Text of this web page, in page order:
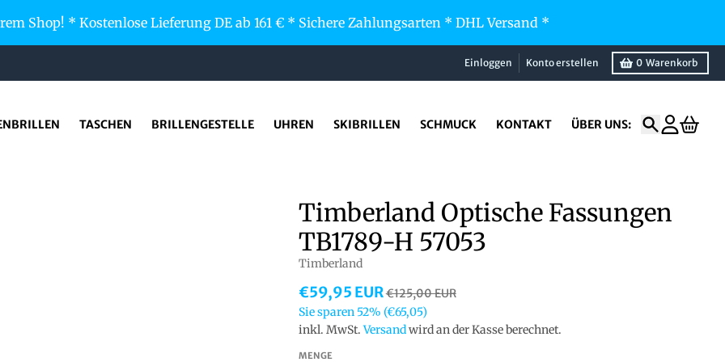
Shop! * Kostenlose Lieferung DE ab 161 € * Sichere Zahlungsarten * DHL Versand *
Einloggen Konto erstellen 0 Warenkorb
TASCHEN BRILLENGESTELLE UHREN SKIBRILLEN SCHMUCK KONTAKT ÜBER UNS:
Timberland Optische Fassungen
TB1789-H 57053
Timberland
€59,95 EUR€125,00 EUR
Sie sparen 52% (€65,05)
inkl. MwSt.Versandwird an der Kasse berechnet.
MENGE